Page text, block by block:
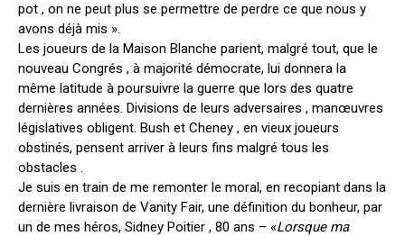
pot , on ne peut plus se permettre de perdre ce que nous y
avons déjà mis ».
Les joueurs de la Maison Blanche parient, malgré tout, que le
nouveau Congrés , à majorité démocrate, lui donnera la
même latitude à poursuivre la guerre que lors des quatre
dernières années. Divisions de leurs adversaires , manœuvres
législatives obligent. Bush et Cheney , en vieux joueurs
obstinés, pensent arriver à leurs fins malgré tous les
obstacles .
Je suis en train de me remonter le moral, en recopiant dans la
dernière livraison de Vanity Fair, une définition du bonheur, par
un de mes héros, Sidney Poitier , 80 ans – «Lorsque ma